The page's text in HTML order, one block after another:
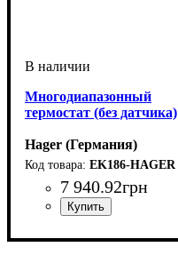
Многодиапазонный
термостат (без датчика)
Hager (Германия)
EK186-HAGER
7 940.92грн
... 90 °C